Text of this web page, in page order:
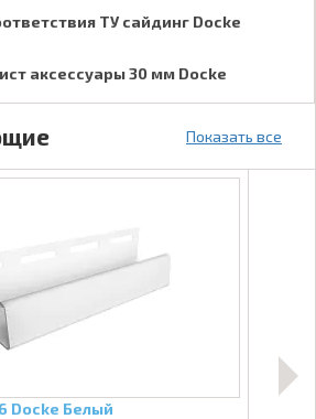
ТУ сайдинг Docke
аксессуары 30 мм Docke
Показать все
Docke Белый